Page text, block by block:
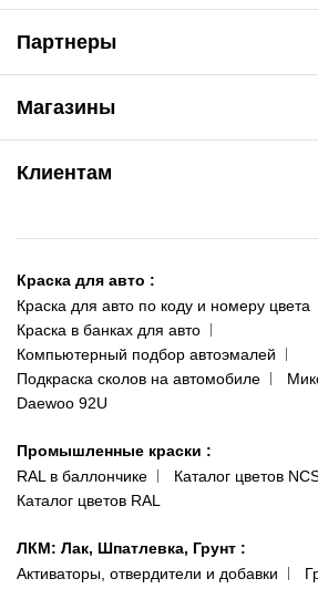
Магазины
ул. Рабочая, 2-а
093 611-39-23
(ориентир: Интайм №40)
Одесса
пр-т Акад. Глушко, 29
066 554-97-70
Клиентам
Доставка и оплата
Сотрудничество
Наши публикации
Публичная оферта
Политика конфиденциальности
Партнеры
Краска для авто :
Краска для авто по коду и номеру цвета
Краска в банках для авто
Компьютерный подбор автоэмалей
Подкраска сколов на автомобиле
Daewoo 92U
Промышленные краски :
RAL в баллончике
Каталог цветов
Каталог цветов RAL
ЛКМ: Лак, Шпатлевка, Грунт :
Активаторы, отвердители и добавки